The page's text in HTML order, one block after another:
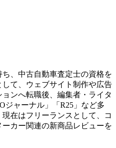
、中古自動車査定士の資格を
て、ウェブサイト制作や広告
ンへ転職後、編集者・ライタ
ジャーナル」「R25」など多
在はフリーランスとして、コ
カー関連の新商品レビューを